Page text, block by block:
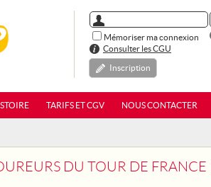
Mémoriser ma connexion
Consulter les CGU
Inscription
TARIFS ET CGV NOUS CONTACTER
DU TOUR DE